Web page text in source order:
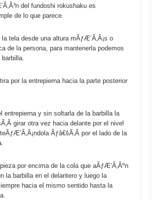
del fundoshi rokushaku es
de lo que parece.
tela desde una altura mÃƒÆ’Ã‚Â¡s o
de la persona, para mantenerla podemos
por la entrepierna hacia la parte posterior
entrepierna y sin soltarla de la barbilla la
girar otra vez hacia delante por el nivel
Ãƒâ€šÃ‚Â por el lado de la
por encima de la cola que aÃƒÆ’Ã‚Âºn
la barbilla en el delantero y luego la
hacia el mismo sentido hasta la